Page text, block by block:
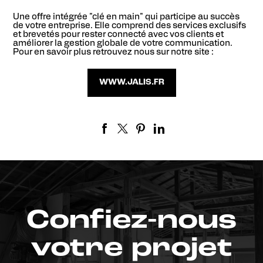
Une offre intégrée "clé en main" qui participe au succès
de votre entreprise. Elle comprend des services exclusifs
et brevetés pour rester connecté avec vos clients et
améliorer la gestion globale de votre communication.
Pour en savoir plus retrouvez nous sur notre site :
WWW.JALIS.FR
Confiez-nous
votre projet